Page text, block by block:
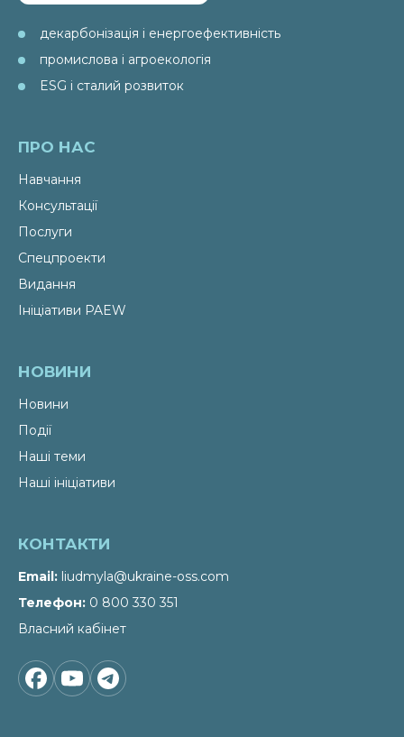
декарбонізація і енергоефективність
промислова і агроекологія
ESG і сталий розвиток
ПРО НАС
Навчання
Консультації
Послуги
Спецпроекти
Видання
Ініціативи PAEW
НОВИНИ
Новини
Події
Наші теми
Наші ініціативи
КОНТАКТИ
Email liudmyla@ukraine-oss.com
Телефон 0 800 330 351
Власний кабінет